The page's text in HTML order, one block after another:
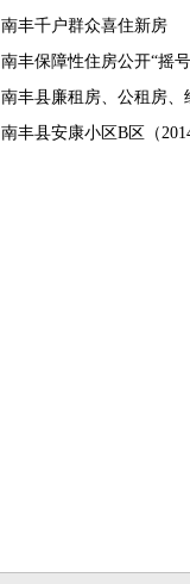
南丰千户群众喜住新房
南丰保障性住房公开“摇
南丰县廉租房、公租房
南丰县安康小区B区（